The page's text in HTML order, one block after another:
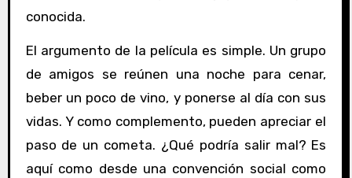
conocida.
El argumento de la película es simple. Un grupo
de amigos se reúnen una noche para cenar,
beber un poco de vino, y ponerse al día con sus
vidas. Y como complemento, pueden apreciar el
paso de un cometa. ¿Qué podría salir mal? Es
aquí como desde una convención social como